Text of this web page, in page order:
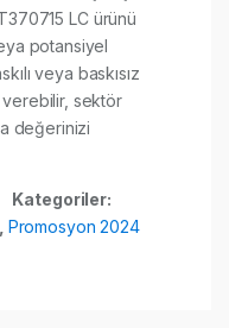
LC ürünü
potansiyel
veya baskısız
sektör
değerinizi
Kategoriler:
Promosyon 2024